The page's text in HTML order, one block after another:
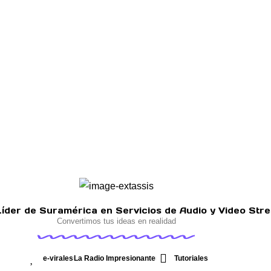
de Suramérica en Servicios de Audio y Video
Convertimos tus ideas en realidad
e-viralesLa Radio Impresionante Tutoriales